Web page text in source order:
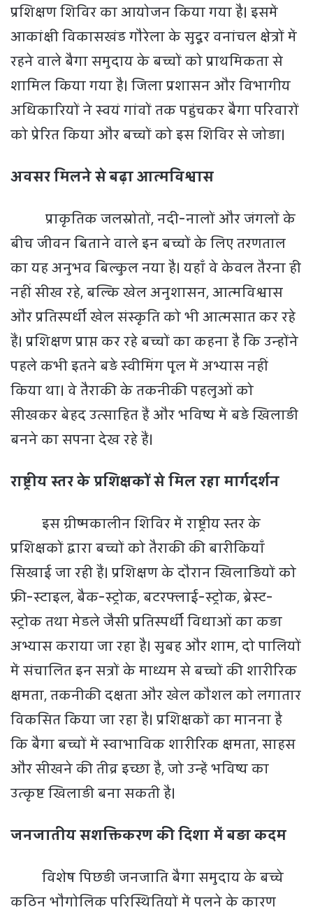
प्रशिक्षण शिविर का आयोजन किया गया है। इसमें
आकांक्षी विकासखंड गौरेला के सुदूर वनांचल क्षेत्रों में
रहने वाले बैगा समुदाय के बच्चों को प्राथमिकता से
शामिल किया गया है। जिला प्रशासन और विभागीय
अधिकारियों ने स्वयं गांवों तक पहुंचकर बैगा परिवारों
को प्रेरित किया और बच्चों को इस शिविर से जोड़ा।
अवसर मिलने से बढ़ा आत्मविश्वास
प्राकृतिक जलस्रोतों, नदी-नालों और जंगलों के
बीच जीवन बिताने वाले इन बच्चों के लिए तरणताल
का यह अनुभव बिल्कुल नया है। यहाँ वे केवल तैरना ही
नहीं सीख रहे, बल्कि खेल अनुशासन, आत्मविश्वास
और प्रतिस्पर्धी खेल संस्कृति को भी आत्मसात कर रहे
हैं। प्रशिक्षण प्राप्त कर रहे बच्चों का कहना है कि उन्होंने
पहले कभी इतने बड़े स्वीमिंग पूल में अभ्यास नहीं
किया था। वे तैराकी के तकनीकी पहलुओं को
सीखकर बेहद उत्साहित हैं और भविष्य में बड़े खिलाड़ी
बनने का सपना देख रहे हैं।
राष्ट्रीय स्तर के प्रशिक्षकों से मिल रहा मार्गदर्शन
इस ग्रीष्मकालीन शिविर में राष्ट्रीय स्तर के
प्रशिक्षकों द्वारा बच्चों को तैराकी की बारीकियाँ
सिखाई जा रही हैं। प्रशिक्षण के दौरान खिलाड़ियों को
फ्री-स्टाइल, बैक-स्ट्रोक, बटरफ्लाई-स्ट्रोक, ब्रेस्ट-
स्ट्रोक तथा मेडले जैसी प्रतिस्पर्धी विधाओं का कड़ा
अभ्यास कराया जा रहा है। सुबह और शाम, दो पालियों
में संचालित इन सत्रों के माध्यम से बच्चों की शारीरिक
क्षमता, तकनीकी दक्षता और खेल कौशल को लगातार
विकसित किया जा रहा है। प्रशिक्षकों का मानना है
कि बैगा बच्चों में स्वाभाविक शारीरिक क्षमता, साहस
और सीखने की तीव्र इच्छा है, जो उन्हें भविष्य का
उत्कृष्ट खिलाड़ी बना सकती है।
जनजातीय सशक्तिकरण की दिशा में बड़ा कदम
विशेष पिछड़ी जनजाति बैगा समुदाय के बच्चे
कठिन भौगोलिक परिस्थितियों में पलने के कारण